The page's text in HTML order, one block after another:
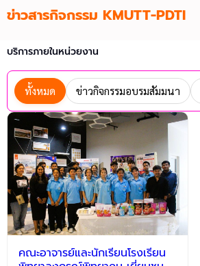
ข่าวสารกิจกรรม KMUTT-PDTI
บริการภายในหน่วยงาน
ทั้งหมด ข่าวกิจกรรมอบรมสัมมนา
คณะอาจารย์และนักเรียนโรงเรียน